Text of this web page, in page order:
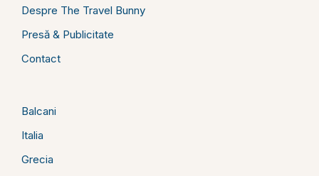
Despre The Travel Bunny
Presă & Publicitate
Contact
Balcani
Italia
Grecia